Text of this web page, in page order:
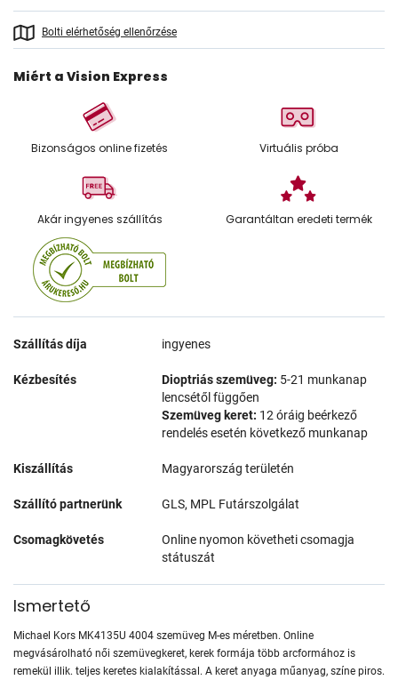
Bolti elérhetőség ellenőrzése
Miért a Vision Express
Bizonságos online fizetés Virtuális próba
Akár ingyenes szállítás Garantáltan eredeti termék
Szállítás díja ingyenes
Kézbesítés Dioptriás szemüveg: 5-21 munkanap
lencsétől függően
Szemüveg keret: 12 óráig beérkező
rendelés esetén következő munkanap
Kiszállítás Magyarország területén
Szállító partnerünk GLS, MPL Futárszolgálat
Csomagkövetés
Online nyomon követheti csomagja
státuszát
Ismertető
Michael Kors MK4135U 4004 szemüveg M-es méretben. Online
megvásárolható női szemüvegkeret, kerek formája több arcformához is
remekül illik. teljes keretes kialakítással. A keret anyaga műanyag, színe piros.